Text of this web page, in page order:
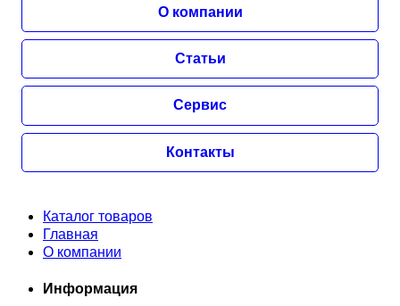
О компании
Статьи
Сервис
Контакты
Каталог товаров
Главная
О компании
Информация